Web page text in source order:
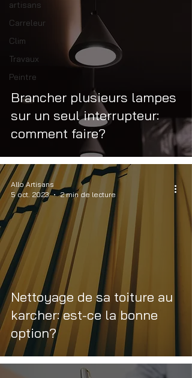
artisans
Carreleur
Clim
Travaux
Peintre
Brancher plusieurs lampes
sur un seul interrupteur:
comment faire?
Nettoyage de sa toiture au
karcher: est-ce la bonne
option?
Allo Artisans
5 oct. 2023
2 min de lecture